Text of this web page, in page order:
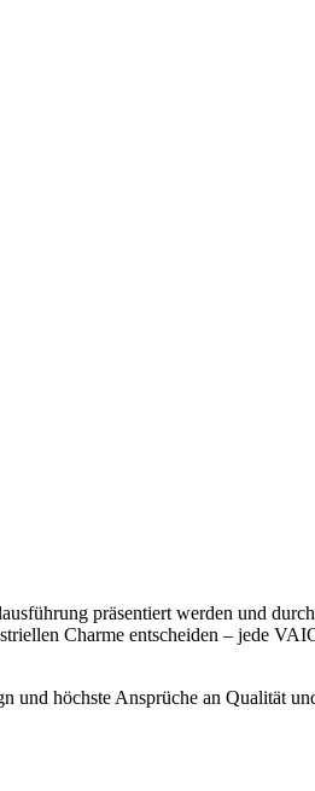
präsentiert werden und
Charme entscheiden – jede
höchste Ansprüche an Qualität